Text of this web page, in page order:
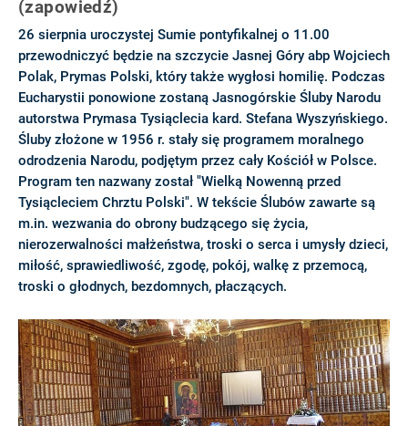
(zapowiedź)
26 sierpnia uroczystej Sumie pontyfikalnej o 11.00
przewodniczyć będzie na szczycie Jasnej Góry abp Wojciech
Polak, Prymas Polski, który także wygłosi homilię. Podczas
Eucharystii ponowione zostaną Jasnogórskie Śluby Narodu
autorstwa Prymasa Tysiąclecia kard. Stefana Wyszyńskiego.
Śluby złożone w 1956 r. stały się programem moralnego
odrodzenia Narodu, podjętym przez cały Kościół w Polsce.
Program ten nazwany został "Wielką Nowenną przed
Tysiącleciem Chrztu Polski". W tekście Ślubów zawarte są
m.in. wezwania do obrony budzącego się życia,
nierozerwalności małżeństwa, troski o serca i umysły dzieci,
miłość, sprawiedliwość, zgodę, pokój, walkę z przemocą,
troski o głodnych, bezdomnych, płaczących.